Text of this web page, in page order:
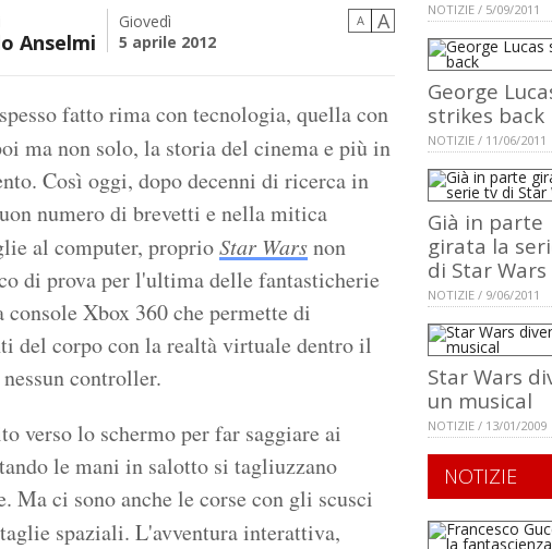
Anselmi
Giovedì
5 aprile 2012
A A
fatto rima con tecnologia, quella con
ma non solo, la storia del cinema e più in
Così oggi, dopo decenni di ricerca in
numero di brevetti e nella mitica
al computer, proprioStar Warsnon
di prova per l'ultima delle fantasticherie
Xbox 360 che permette di
del corpo con la realtà virtuale dentro il
controller.
verso lo schermo per far saggiare ai
le mani in salotto si tagliuzzano
Ma ci sono anche le corse con gli scusci
spaziali. L'avventura interattiva,
NOTIZIE / 5/09/2011
George
strikes back
NOTIZIE / 11/06/2011
Già in parte
girata la
di Star Wars
NOTIZIE / 9/06/2011
Star Wars
un musical
NOTIZIE / 13/01/2009
NOTIZIE